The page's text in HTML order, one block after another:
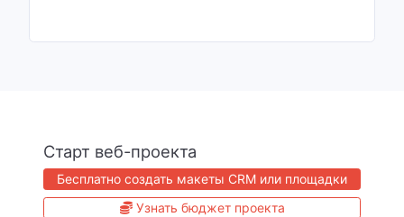
Старт веб-проекта
Бесплатно создать макеты CRM или площадки
Узнать бюджет проекта